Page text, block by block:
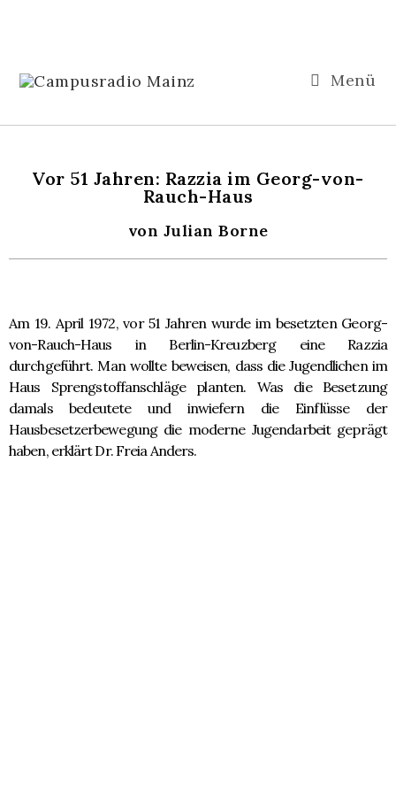
Menü
Vor 51 Jahren: Razzia im Georg-von-
Rauch-Haus
von Julian Borne
Am 19. April 1972, vor 51 Jahren wurde im besetzten Georg-
von-Rauch-Haus in Berlin-Kreuzberg eine Razzia
durchgeführt. Man wollte beweisen, dass die Jugendlichen im
Haus Sprengstoffanschläge planten. Was die Besetzung
damals bedeutete und inwiefern die Einflüsse der
Hausbesetzerbewegung die moderne Jugendarbeit geprägt
haben, erklärt Dr. Freia Anders.